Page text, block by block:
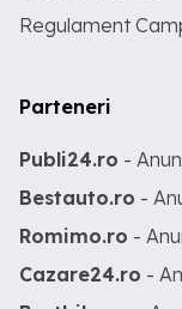
Regulament
Parteneri
Publi24.ro -
Bestauto.ro -
Romimo.ro -
Cazare24.ro -